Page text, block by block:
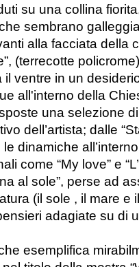
su una collina
che sembrano
alla facciata della
(terrecotte
ventre in un
all'interno della
una selezione
dell’artista; dalle
dinamiche
come “My love” e
al sole”, perse ad
(il sole , il mare e
adagiate su di
esemplifica